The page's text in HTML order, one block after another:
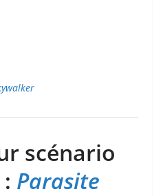
scénario
Parasite